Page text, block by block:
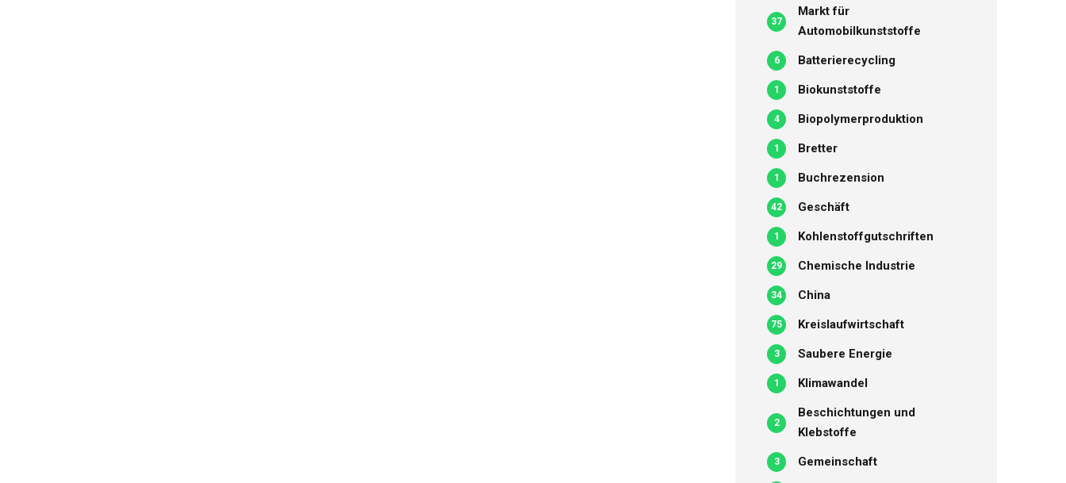
Markt für
Automobilkunststoffe
37
Batterierecycling
6
Biokunststoffe
1
Biopolymerproduktion
4
Bretter
1
Buchrezension
1
Geschäft
42
Kohlenstoffgutschriften
1
Chemische Industrie
29
China
34
Kreislaufwirtschaft
75
Saubere Energie
3
Klimawandel
1
Beschichtungen und
Klebstoffe
2
Gemeinschaft
3